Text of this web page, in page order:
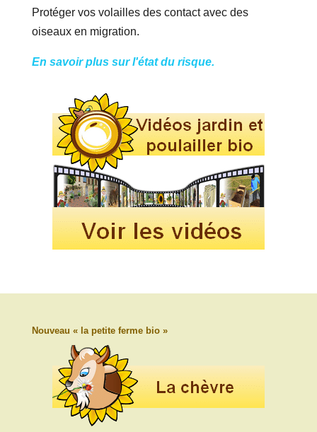
Protéger vos volailles des contact avec des
oiseaux en migration.
En savoir plus sur l'état du risque.
Nouveau « la petite ferme bio »